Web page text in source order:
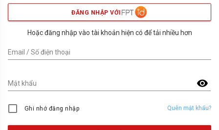
ĐĂNG NHẬP VỚI
Hoặc đăng nhập vào tài khoản hiện có để tải nhiều hơn
Email / Số điện thoại
visibility
Mật khẩu
Ghi nhớ đăng nhập Quên mật khẩu?